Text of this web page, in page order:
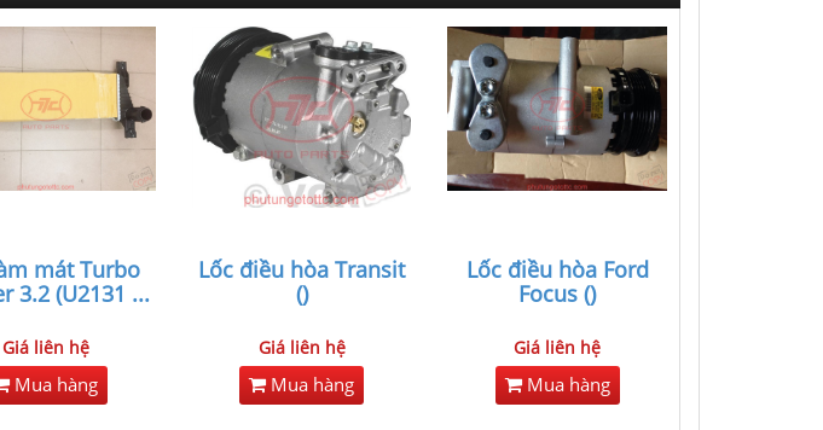
mát Turbo
3.2 (U2131 ...
Giá liên hệ
Mua hàng
Lốc điều hòa Transit
()
Giá liên hệ
Mua hàng
Lốc điều hòa Ford
Focus ()
Giá liên hệ
Mua hàng